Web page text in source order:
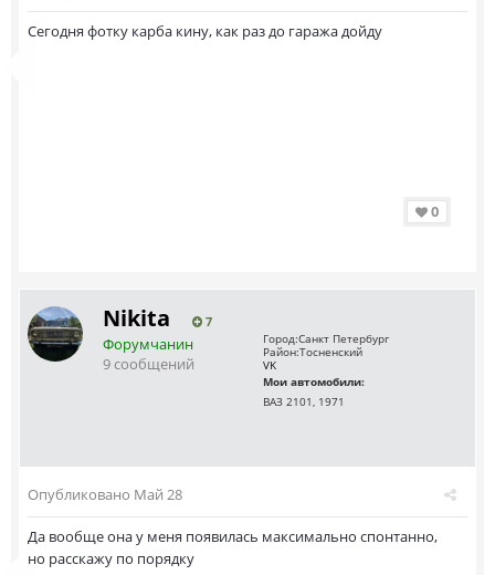
Сегодня фотку карба кину, как раз до гаража дойду
0
Nikita 7
Форумчанин
9 сообщений
Город:Санкт Петербург
Район:Тосненский
VK
Мои автомобили:
ВАЗ 2101, 1971
Опубликовано Май 28
Да вообще она у меня появилась максимально спонтанно,
но расскажу по порядку